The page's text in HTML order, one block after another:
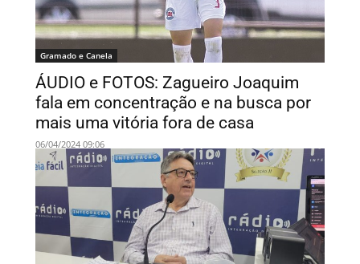
Gramado e Canela
ÁUDIO e FOTOS: Zagueiro Joaquim
fala em concentração e na busca por
mais uma vitória fora de casa
06/04/2024 09:06